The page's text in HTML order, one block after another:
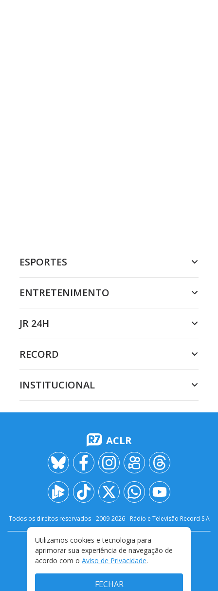
ESPORTES
ENTRETENIMENTO
JR 24H
RECORD
INSTITUCIONAL
ACLR
Todos os direitos reservados - 2009-2026- Rádio e Televisão Record S.A
FALE CONOSCO
PRIVACIDADE
TERMOS E CONDIÇÕES DE USO
Utilizamos cookies e tecnologia para
aprimorar sua experiência de navegação de
acordo com o Aviso de Privacidade.
FECHAR